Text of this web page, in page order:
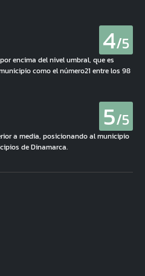
4/5
encima del nivel umbral, que es
como el número21 entre los 98
5/5
a media, posicionando al municipio
de Dinamarca.